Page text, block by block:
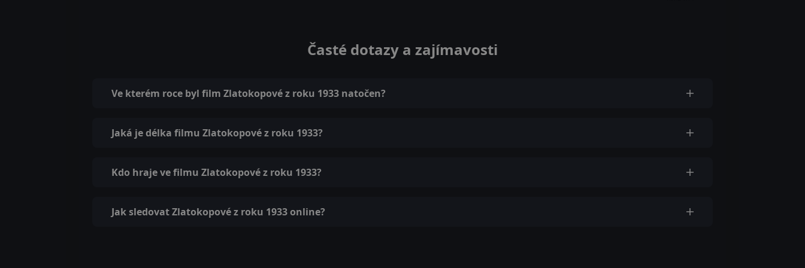
Časté dotazy a zajímavosti
Ve kterém roce byl film Zlatokopové z roku 1933 natočen?
Jaká je délka filmu Zlatokopové z roku 1933?
Kdo hraje ve filmu Zlatokopové z roku 1933?
Jak sledovat Zlatokopové z roku 1933 online?